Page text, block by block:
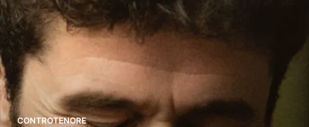
CONTROTENORE